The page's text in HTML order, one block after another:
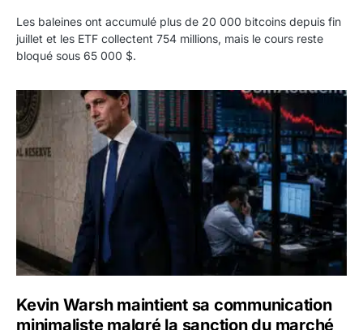
Les baleines ont accumulé plus de 20 000 bitcoins depuis fin
juillet et les ETF collectent 754 millions, mais le cours reste
bloqué sous 65 000 $.
Kevin Warsh maintient sa communication minimaliste
Kevin Warsh maintient sa communication
minimaliste malgré la sanction du marché